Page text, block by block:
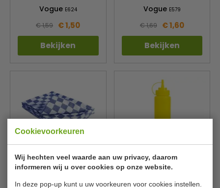
Cookievoorkeuren
Wij hechten veel waarde aan uw privacy, daarom
informeren wij u over cookies op onze website.
In deze pop-up kunt u uw voorkeuren voor cookies instellen.
Vogue E624
€ 1,59 € 1,50
Bekijken
Vogue E579
€ 1,69 € 1,60
Bekijken
Theedoek | blauw wit
geblokt | maten 66 x 66
Knijpfles | Polyethyleen
| Inhoud 680 ML | Hoog 26